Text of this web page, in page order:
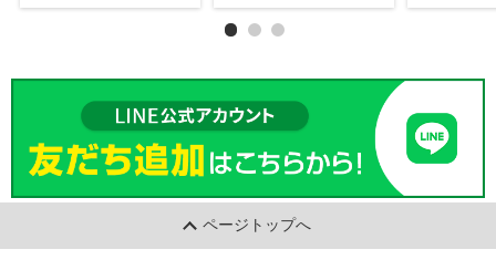
ページトップへ